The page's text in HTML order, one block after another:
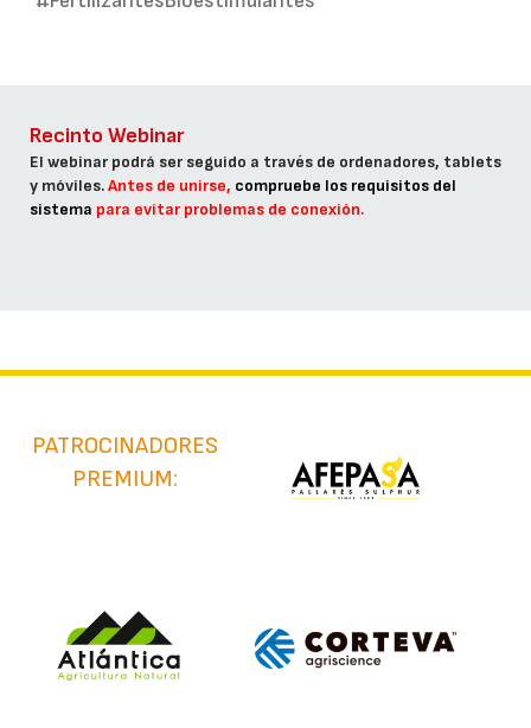
Recinto Webinar
El webinar podrá ser seguido a través de ordenadores, tablets
y móviles.Antes de unirse, compruebe los requisitos del
sistema para evitar problemas de conexión.
PATROCINADORES
PREMIUM: